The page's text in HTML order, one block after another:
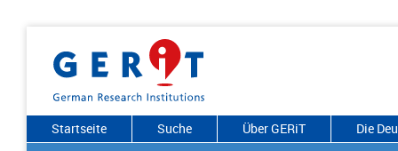
Startseite Suche Über GERiT Die